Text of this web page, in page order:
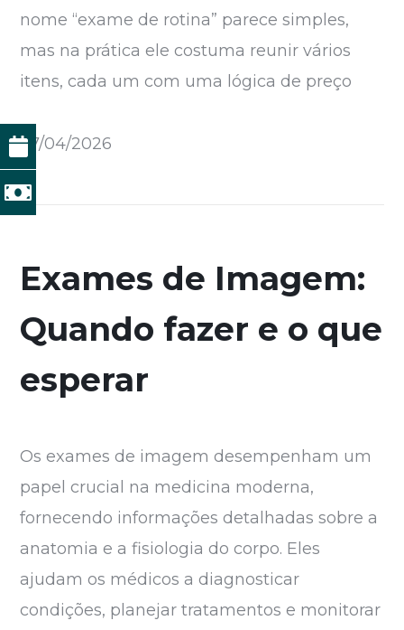
nome “exame de rotina” parece simples,
mas na prática ele costuma reunir vários
itens, cada um com uma lógica de preço
27/04/2026
Exames de Imagem:
Quando fazer e o que
esperar
Os exames de imagem desempenham um
papel crucial na medicina moderna,
fornecendo informações detalhadas sobre a
anatomia e a fisiologia do corpo. Eles
ajudam os médicos a diagnosticar
condições, planejar tratamentos e monitorar